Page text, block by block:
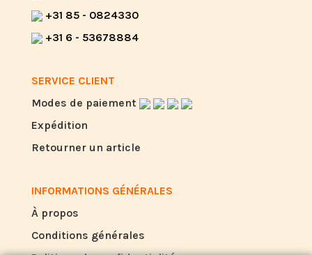
+31 85 - 0824330
+31 6 - 53678884
SERVICE CLIENT
Modes de paiement
Expédition
Retourner un article
INFORMATIONS GÉNÉRALES
À propos
Conditions générales